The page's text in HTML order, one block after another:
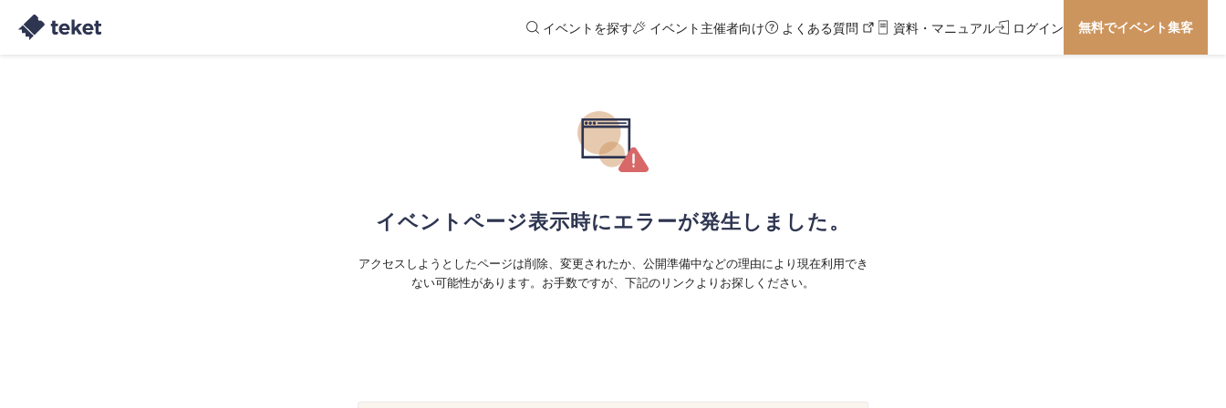
イベントを探す イベント主催者向け よくある質問 資料・マニュアル ログイン 無料でイベント集客
イベントページ表示時にエラーが発生しました。
アクセスしようとしたページは削除、変更されたか、公開準備中などの理由により現在利用でき
ない可能性があります。お手数ですが、下記のリンクよりお探しください。